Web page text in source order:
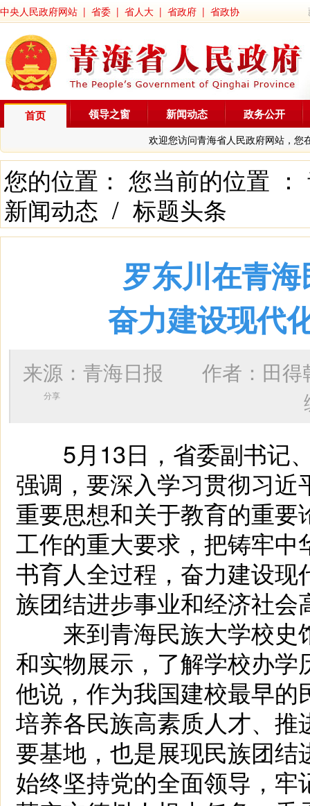
中央人民政府网站 | 省委 | 省人大 | 省政府 | 省政协
首页
欢迎您访问青海省人民政府网站，您
领导之窗 新闻动态 政务公开
您的位置： 您当前的位置 ：
新闻动态 / 标题头条
罗东川在青
奋力建设现代
来源：青海日报 作者： 田
分享
5月13日，省委副书记、
强调，要深入学习贯彻习
重要思想和关于教育的重
工作的重大要求，把铸牢
书育人全过程，奋力建设
族团结进步事业和经济社
来到青海民族大学校史
和实物展示，了解学校办
他说，作为我国建校最早
培养各民族高素质人才、
要基地，也是展现民族团
始终坚持党的全面领导，